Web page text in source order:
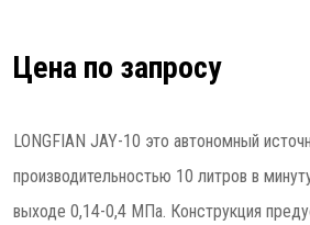
Цена по запросу
LONGFIAN JAY-10 это автономный
производительностью 10 литров в
выходе 0,14-0,4 МПа. Конструкция